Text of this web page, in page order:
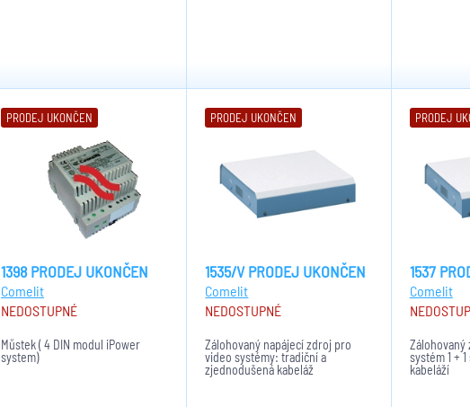
PRODEJ UKONČEN
1398 PRODEJ UKONČEN
Comelit
NEDOSTUPNÉ
Můstek ( 4 DIN modul iPower
system)
PRODEJ UKONČEN
1535/V PRODEJ UKONČEN
Comelit
NEDOSTUPNÉ
Zálohovaný napájecí zdroj pro
video systémy: tradiční a
zjednodušená kabeláž
PRODEJ
1537
Comelit
Zálohovaný
systém 1 +
kabeláží